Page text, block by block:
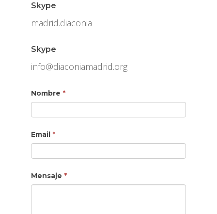
Skype
madrid.diaconia
Skype
info@diaconiamadrid.org
Contacto
Si
deja
en
Nombre *
Email *
Mensaje *